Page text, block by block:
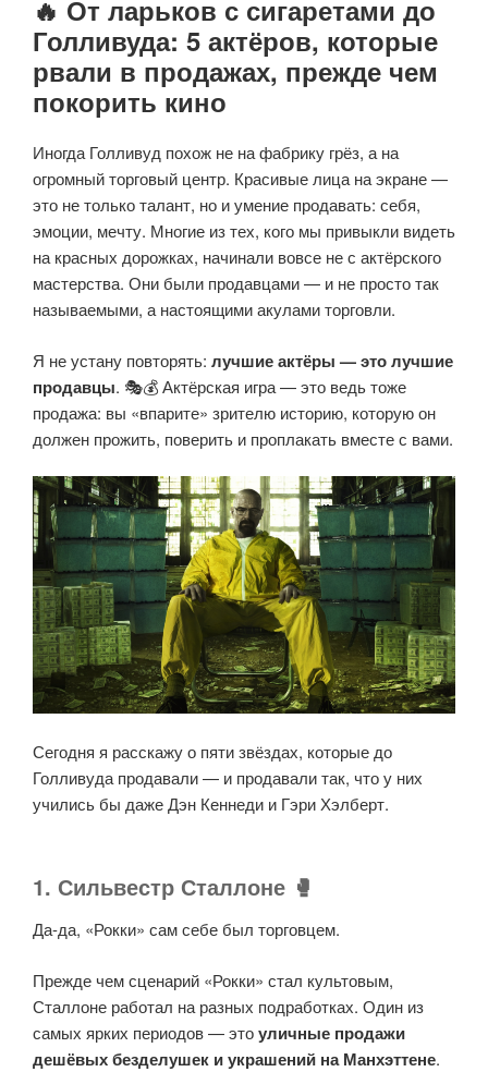
🔥 От ларьков с сигаретами до
Голливуда: 5 актёров, которые
рвали в продажах, прежде чем
покорить кино
Иногда Голливуд похож не на фабрику грёз, а на
огромный торговый центр. Красивые лица на экране —
это не только талант, но и умение продавать: себя,
эмоции, мечту. Многие из тех, кого мы привыкли видеть
на красных дорожках, начинали вовсе не с актёрского
мастерства. Они были продавцами — и не просто так
называемыми, а настоящими акулами торговли.
Я не устану повторять: лучшие актёры — это лучшие
продавцы. 🎭💰 Актёрская игра — это ведь тоже
продажа: вы «впарите» зрителю историю, которую он
должен прожить, поверить и проплакать вместе с вами.
Сегодня я расскажу о пяти звёздах, которые до
Голливуда продавали — и продавали так, что у них
учились бы даже Дэн Кеннеди и Гэри Хэлберт.
1. Сильвестр Сталлоне 🥊
Да-да, «Рокки» сам себе был торговцем.
Прежде чем сценарий «Рокки» стал культовым,
Сталлоне работал на разных подработках. Один из
самых ярких периодов — этоуличные продажи
дешёвых безделушек и украшений на Манхэттене.